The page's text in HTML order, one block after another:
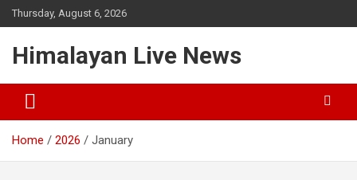
Thursday, August 6, 2026
Himalayan Live News
Home 2026 January